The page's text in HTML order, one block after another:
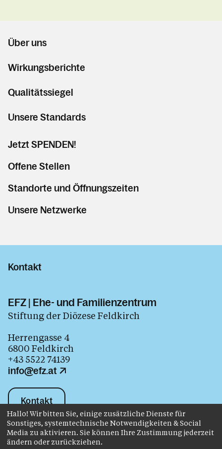
Über uns
Wirkungsberichte
Qualitätssiegel
Unsere Standards
Jetzt SPENDEN!
Offene Stellen
Standorte und Öffnungszeiten
Unsere Netzwerke
Kontakt
EFZ | Ehe- und Familienzentrum
Stiftung der Diözese Feldkirch
Herrengasse 4
6800 Feldkirch
+43 5522 74139
info@efz.at
Kontakt
Impressum
Datenschutz
Hallo! Wir bitten Sie, einige zusätzliche Dienste für
Sonstiges, systemtechnische Notwendigkeiten & Social
Media zu aktivieren. Sie können Ihre Zustimmung jederzeit
ändern oder zurückziehen.